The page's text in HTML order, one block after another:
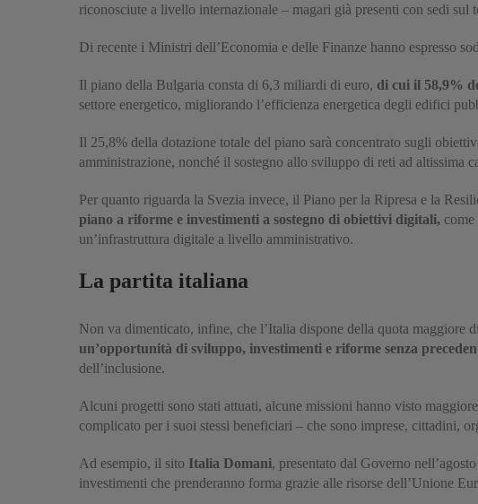
riconosciute a livello internazionale – magari già presenti con sedi sul
Di recente i Ministri dell’Economia e delle Finanze hanno espresso
Il piano della Bulgaria consta di 6,3 miliardi di euro, di cui il 58,9%
settore energetico, migliorando l’efficienza energetica degli edifici
Il 25,8% della dotazione totale del piano sarà concentrato sugli
amministrazione, nonché il sostegno allo sviluppo di reti ad altissima
Per quanto riguarda la Svezia invece, il Piano per la Ripresa e la
piano a riforme e investimenti a sostegno di obiettivi digitali,
un’infrastruttura digitale a livello amministrativo.
La partita italiana
Non va dimenticato, infine, che l’Italia dispone della quota
un’opportunità di sviluppo, investimenti e riforme senza
dell’inclusione.
Alcuni progetti sono stati attuati, alcune missioni hanno visto
complicato per i suoi stessi beneficiari – che sono imprese, cittadini,
Ad esempio, il sito Italia Domani, presentato dal Governo
investimenti che prenderanno forma grazie alle risorse dell’Unione